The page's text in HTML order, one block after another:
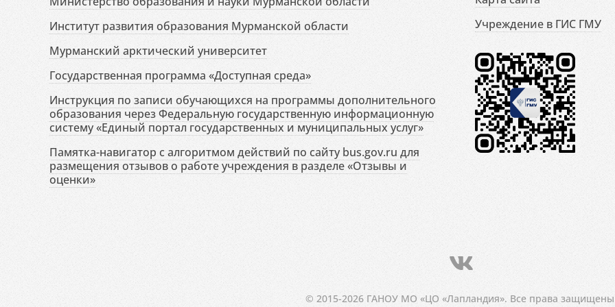
Институт развития образования Мурманской области
Мурманский арктический университет
Государственная программа «Доступная среда»
Инструкция по записи обучающихся на программы дополнительного
образования через Федеральную государственную информационную
систему «Единый портал государственных и муниципальных услуг»
Памятка-навигатор с алгоритмом действий по сайту bus.gov.ru для
размещения отзывов о работе учреждения в разделе «Отзывы и
оценки»
Учреждение в ГИС ГМУ
© 2015-2026 ГАНОУ МО «ЦО «Лапландия». Все права